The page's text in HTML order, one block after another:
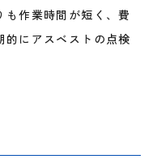
作業時間が短く、費
にアスベストの点検